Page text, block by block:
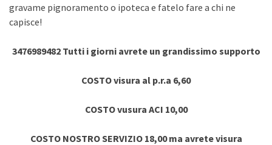
gravame pignoramento o ipoteca e fatelo fare a chi ne
capisce!
3476989482 Tutti i giorni avrete un grandissimo supporto
COSTO visura al p.r.a 6,60
COSTO vusura ACI 10,00
COSTO NOSTRO SERVIZIO 18,00 ma avrete visura